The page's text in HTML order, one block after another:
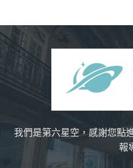
我們是第六星空，感謝您點
報